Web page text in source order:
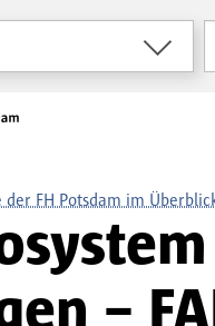
der FH Potsdam im
–